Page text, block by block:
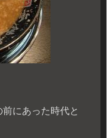
にあった時代と